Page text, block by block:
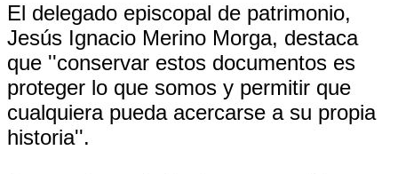
El delegado episcopal de patrimonio,
Jesús Ignacio Merino Morga, destaca
que ''conservar estos documentos es
proteger lo que somos y permitir que
cualquiera pueda acercarse a su propia
historia''.